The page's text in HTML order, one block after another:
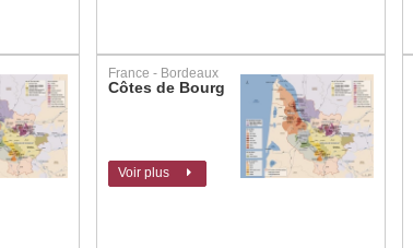
France - Bordeaux
Côtes de Bourg
Voir plus